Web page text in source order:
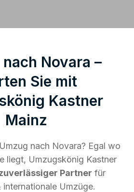
Novara –
Sie mit
Kastner
Mainz
nach Novara? Egal wo
liegt, Umzugskönig Kastner
Partner für
internationale Umzüge.